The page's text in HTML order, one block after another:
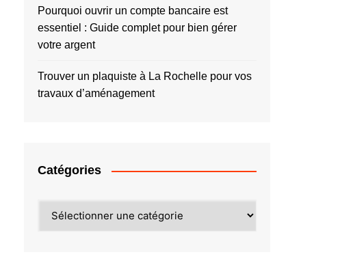
Pourquoi ouvrir un compte bancaire est
essentiel : Guide complet pour bien gérer
votre argent
Trouver un plaquiste à La Rochelle pour vos
travaux d’aménagement
Catégories